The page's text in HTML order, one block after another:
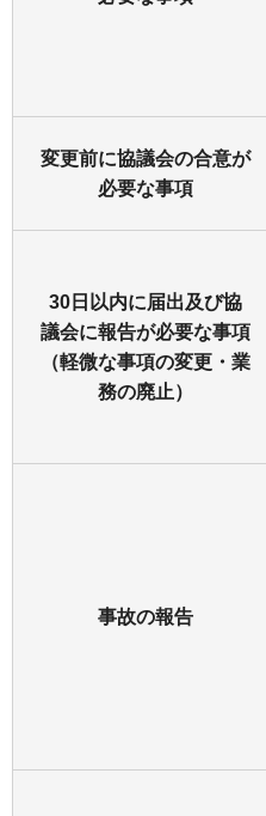
変更前に協議会の合意が
必要な事項
30日以内に届出及び協
議会に報告が必要な事項
（軽微な事項の変更・業
務の廃止）
事故の報告